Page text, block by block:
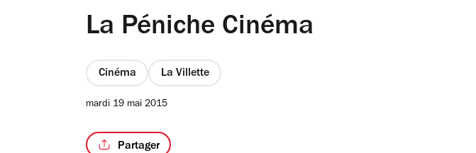
La Péniche Cinéma
Cinéma La Villette
mardi 19 mai 2015
Partager